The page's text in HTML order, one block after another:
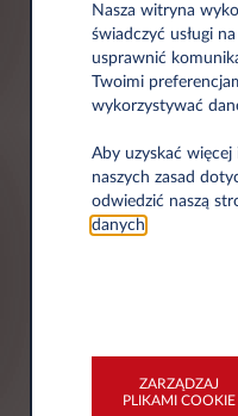
Informacje
Kod pocztowy*
Miasto*
Nasza witryna
świadczyć usługi
usprawnić
Twoimi
wykorzystywać
Aby uzyskać
naszych zasad
odwiedzić naszą
danych.
ZARZĄDZAJ
PLIKAMI COOKIE